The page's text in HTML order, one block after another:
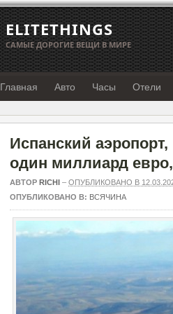
ELITETHINGS
САМЫЕ ДОРОГИЕ ВЕЩИ В МИРЕ
Главная Авто Часы Отели
Испанский
один миллиард
АВТОР RICHI – ОПУБЛИКОВАНО В
ОПУБЛИКОВАНО В: ВСЯЧИНА